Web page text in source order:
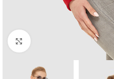
Натисніть, щоб збільшити